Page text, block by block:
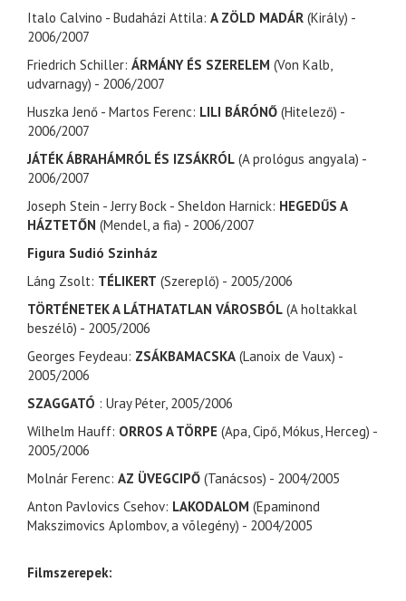
Italo Calvino - Budaházi Attila: A ZÖLD MADÁR (Király) -
2006/2007
Friedrich Schiller: ÁRMÁNY ÉS SZERELEM (Von Kalb,
udvarnagy) - 2006/2007
Huszka Jenő - Martos Ferenc: LILI BÁRÓNŐ (Hitelező) -
2006/2007
JÁTÉK ÁBRAHÁMRÓL ÉS IZSÁKRÓL (A prológus angyala) -
2006/2007
Joseph Stein - Jerry Bock - Sheldon Harnick: HEGEDŰS A
HÁZTETŐN (Mendel, a fia) - 2006/2007
Figura Sudió Szinház
Láng Zsolt: TÉLIKERT (Szereplő) - 2005/2006
TÖRTÉNETEK A LÁTHATATLAN VÁROSBÓL (A holtakkal
beszélõ) - 2005/2006
Georges Feydeau: ZSÁKBAMACSKA (Lanoix de Vaux) -
2005/2006
SZAGGATÓ : Uray Péter, 2005/2006
Wilhelm Hauff: ORROS A TÖRPE (Apa, Cipő, Mókus, Herceg) -
2005/2006
Molnár Ferenc: AZ ÜVEGCIPŐ (Tanácsos) - 2004/2005
Anton Pavlovics Csehov: LAKODALOM (Epaminond
Makszimovics Aplombov, a võlegény) - 2004/2005
Filmszerepek: